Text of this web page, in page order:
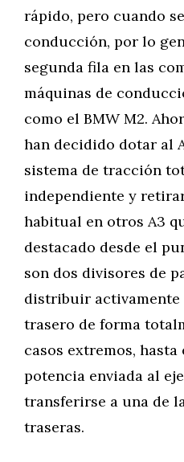
rápido, pero cuando
conducción, por lo
segunda fila en las
máquinas de
como el BMW M2.
han decidido dotar al
sistema de tracción
independiente y
habitual en otros A3
destacado desde el
son dos divisores de
distribuir activamente
trasero de forma
casos extremos,
potencia enviada al
transferirse a una de
traseras.